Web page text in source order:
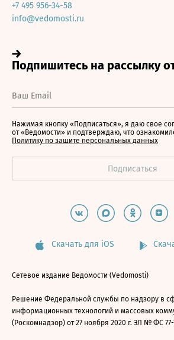
+7 495 956-34-58
info@vedomosti.ru
Нажимая кнопку «Подписаться», я даю свое
от «Ведомости» и подтверждаю, что
Политику по защите персональных данных
Скачать для iOS
Сетевое издание Ведомости (Vedomosti)
Решение Федеральной службы по надзору в
информационных технологий и массовых
(Роскомнадзор) от 27 ноября 2020 г. ЭЛ № ФС 77-